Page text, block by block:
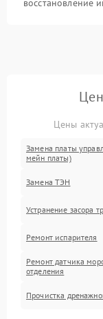
восстановление
Цены
Замена платы
мейн платы)
Замена ТЭН
Устранение засора
Ремонт испарителя
Ремонт датчика
отделения
Прочистка